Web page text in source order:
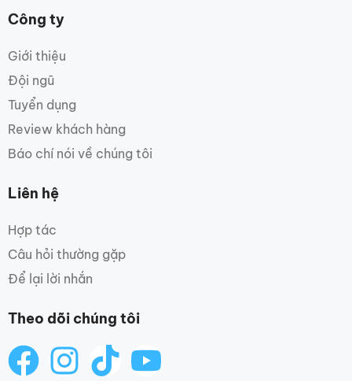
Công ty
Giới thiệu
Đội ngũ
Tuyển dụng
Review khách hàng
Báo chí nói về chúng tôi
Liên hệ
Hợp tác
Câu hỏi thường gặp
Để lại lời nhắn
Theo dõi chúng tôi